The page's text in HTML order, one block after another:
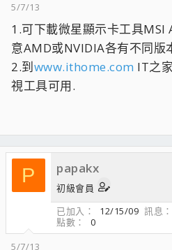
5/7/13
1.可下載微星顯示卡工具
意AMD或NVIDIA各有不同版
2.到www.ithome.com IT之
視工具可用.
P papakx
初級會員
已加入
12/15/09 訊息
點數
0
5/7/13